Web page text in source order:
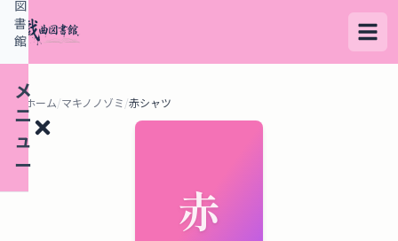
メ
ニ
ュ
ー
図
書
館
ホーム/マキノノゾミ/赤シャツ
赤